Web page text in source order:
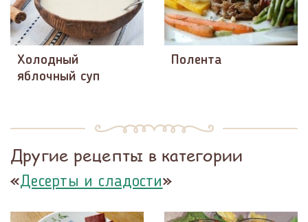
Холодный
яблочный суп
Полента
Другие рецепты в категории
«Десерты и сладости»